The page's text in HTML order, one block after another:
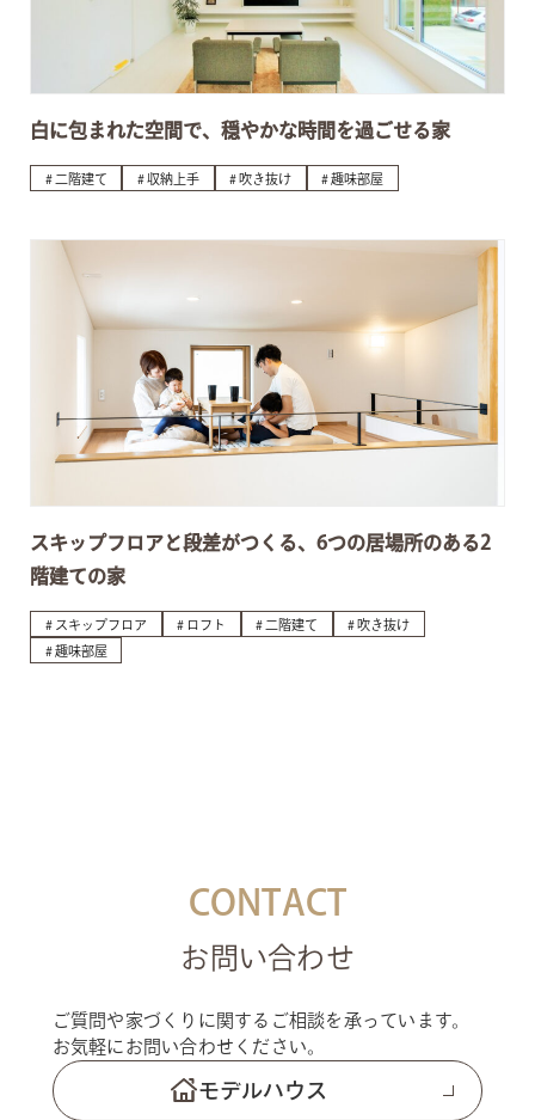
白に包まれた空間で、穏やかな時間を過ごせる家
二階建て 収納上手 吹き抜け 趣味部屋
スキップフロアと段差がつくる、6つの居場所のある2
階建ての家
スキップフロア ロフト 二階建て
吹き抜け
趣味部屋
CONTACT
お問い合わせ
ご質問や家づくりに関するご相談を承っています。
お気軽にお問い合わせください。
モデルハウス